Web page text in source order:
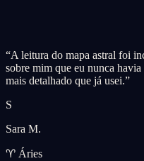
“A leitura do mapa astral foi
sobre mim que eu nunca
mais detalhado que já usei.”
S
Sara M.
♈ Áries